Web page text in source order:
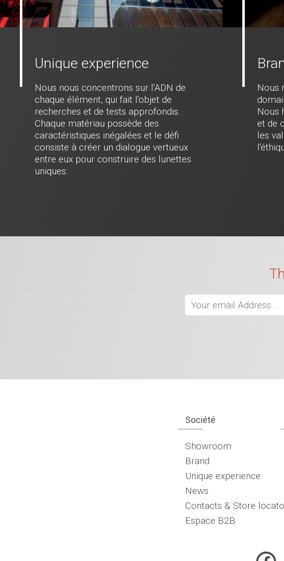
Unique experience
Nous nous concentrons sur l'ADN de
chaque élément, qui fait l'objet de
recherches et de tests approfondis.
Chaque matériau possède des
caractéristiques inégalées et le défi
consiste à créer un dialogue vertueux
entre eux pour construire des lunettes
uniques.
Nous
Nous
et de
les
Société
Showroom
Brand
Unique experience
News
Contacts & Store
Espace B2B